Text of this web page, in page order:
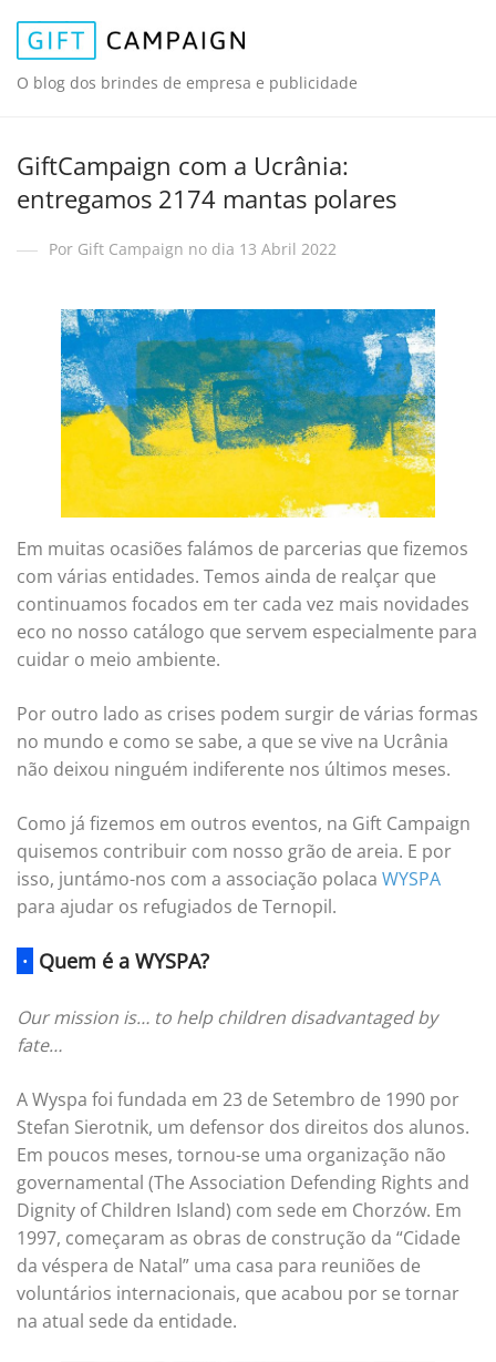
O blog dos brindes de empresa e publicidade
GiftCampaign com a Ucrânia:
entregamos 2174 mantas polares
Por Gift Campaign no dia 13 Abril 2022
Em muitas ocasiões falámos de parcerias que fizemos
com várias entidades. Temos ainda de realçar que
continuamos focados em ter cada vez mais novidades
eco no nosso catálogo que servem especialmente para
cuidar o meio ambiente.
Por outro lado as crises podem surgir de várias formas
no mundo e como se sabe, a que se vive na Ucrânia
não deixou ninguém indiferente nos últimos meses.
Como já fizemos em outros eventos, na Gift Campaign
quisemos contribuir com nosso grão de areia. E por
isso, juntámo-nos com a associação polaca WYSPA
para ajudar os refugiados de Ternopil.
· Quem é a WYSPA?
Our mission is… to help children disadvantaged by
fate…
A Wyspa foi fundada em 23 de Setembro de 1990 por
Stefan Sierotnik, um defensor dos direitos dos alunos.
Em poucos meses, tornou-se uma organização não
governamental (The Association Defending Rights and
Dignity of Children Island) com sede em Chorzów. Em
1997, começaram as obras de construção da “Cidade
da véspera de Natal” uma casa para reuniões de
voluntários internacionais, que acabou por se tornar
na atual sede da entidade.